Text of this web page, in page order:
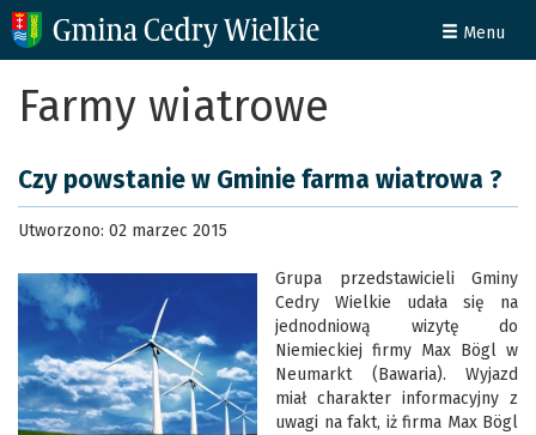
Menu
Farmy wiatrowe
Czy powstanie w Gminie farma wiatrowa ?
Utworzono: 02 marzec 2015
Grupa przedstawicieli Gminy
Cedry Wielkie udała się na
jednodniową wizytę do
Niemieckiej firmy Max Bögl w
Neumarkt (Bawaria). Wyjazd
miał charakter informacyjny z
uwagi na fakt, iż firma Max Bögl